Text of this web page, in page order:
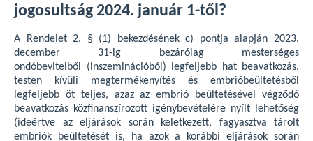
jogosultság 2024. január 1-től?
A Rendelet 2. § (1) bekezdésének c) pontja alapján 2023.
december 31-ig bezárólag mesterséges
ondóbevitelből (inszeminációból) legfeljebb hat beavatkozás,
testen kívüli megtermékenyítés és embrióbeültetésből
legfeljebb öt teljes, azaz az embrió beültetésével végződő
beavatkozás közfinanszírozott igénybevételére nyílt lehetőség
(ideértve az eljárások során keletkezett, fagyasztva tárolt
embriók beültetését is, ha azok a korábbi eljárások során